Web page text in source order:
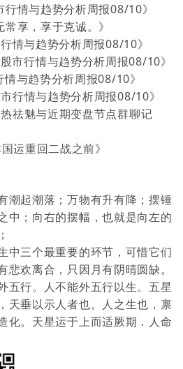
行情与趋势分析周报08/10》
常享，享于克诚。 》
情与趋势分析周报08/10》
股市行情与趋势分析周报08/10》
情与趋势分析周报08/10》
行情与趋势分析周报08/10》
祛魅与近期变盘节点群聊记
运重回二战之前》
潮起潮落；万物有升有降；摆锤
中；向右的摆幅，也就是向左的
中三个最重要的环节，可惜它们
欢离合，只因月有阴晴圆缺。
五行。人不能外五行以生。五星
天垂以示人者也。人之生也，禀
化。天星运于上而适厥期．人命